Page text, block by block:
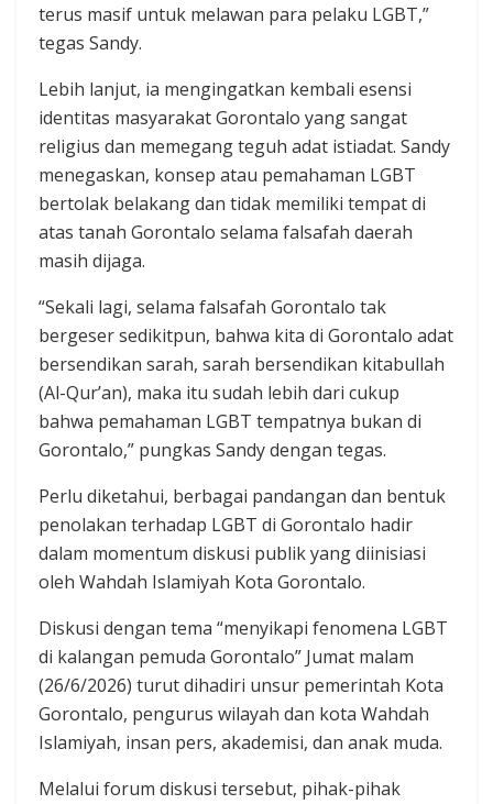
terus masif untuk melawan para pelaku LGBT,”
tegas Sandy.
Lebih lanjut, ia mengingatkan kembali esensi
identitas masyarakat Gorontalo yang sangat
religius dan memegang teguh adat istiadat. Sandy
menegaskan, konsep atau pemahaman LGBT
bertolak belakang dan tidak memiliki tempat di
atas tanah Gorontalo selama falsafah daerah
masih dijaga.
“Sekali lagi, selama falsafah Gorontalo tak
bergeser sedikitpun, bahwa kita di Gorontalo adat
bersendikan sarah, sarah bersendikan kitabullah
(Al-Qur’an), maka itu sudah lebih dari cukup
bahwa pemahaman LGBT tempatnya bukan di
Gorontalo,” pungkas Sandy dengan tegas.
Perlu diketahui, berbagai pandangan dan bentuk
penolakan terhadap LGBT di Gorontalo hadir
dalam momentum diskusi publik yang diinisiasi
oleh Wahdah Islamiyah Kota Gorontalo.
Diskusi dengan tema “menyikapi fenomena LGBT
di kalangan pemuda Gorontalo” Jumat malam
(26/6/2026) turut dihadiri unsur pemerintah Kota
Gorontalo, pengurus wilayah dan kota Wahdah
Islamiyah, insan pers, akademisi, dan anak muda.
Melalui forum diskusi tersebut, pihak-pihak